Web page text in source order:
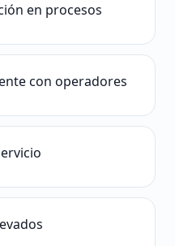
en procesos
con operadores